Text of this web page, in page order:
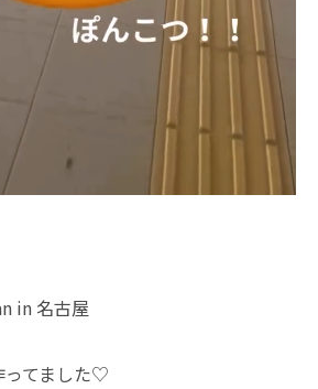
in 名古屋
ってました♡